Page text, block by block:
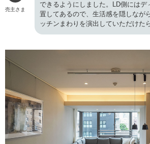
売主さま
できるようにしました。LD側にはデ
置してあるので、生活感を隠しなが
ッチンまわりを演出していただけた